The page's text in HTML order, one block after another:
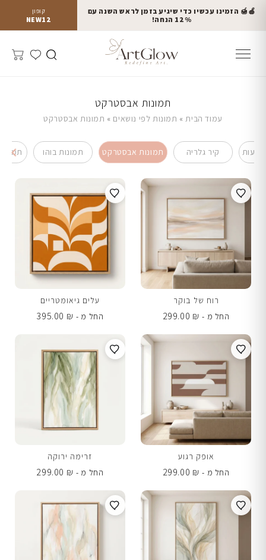
קופון
NEW12
🍎🍯 הזמינו עכשיו כדי שיגיע בזמן לראש השנה עם
12% הנחה!
תמונות אבסטרקט
עמוד הבית» תמונות לפי נושאים » תמונות אבסטרקט
קיר גלריה תמונות אבסטרקט תמונות בוהו
רוח של בוקר
החל מ -
299.00 ₪
עלים גיאומטריים
החל מ -
395.00 ₪
אופק רגוע
החל מ -
299.00 ₪
זרימה ירוקה
החל מ -
299.00 ₪